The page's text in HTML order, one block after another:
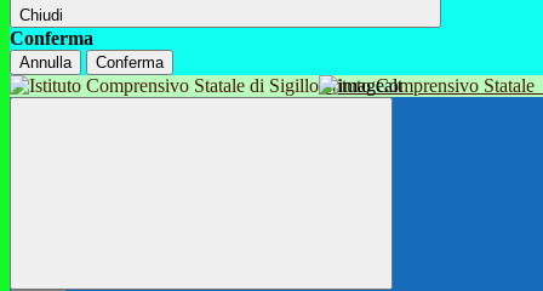
Chiudi
Conferma
Annulla Conferma
Istituto Comprensivo Statale